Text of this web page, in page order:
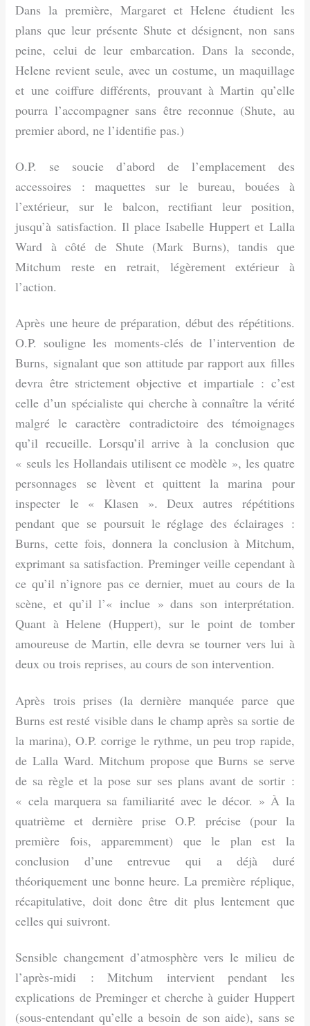
Dans la première, Margaret et Helene étudient les
plans que leur présente Shute et désignent, non sans
peine, celui de leur embarcation. Dans la seconde,
Helene revient seule, avec un costume, un maquillage
et une coiffure différents, prouvant à Martin qu’elle
pourra l’accompagner sans être reconnue (Shute, au
premier abord, ne l’identifie pas.)
O.P. se soucie d’abord de l’emplacement des
accessoires : maquettes sur le bureau, bouées à
l’extérieur, sur le balcon, rectifiant leur position,
jusqu’à satisfaction. Il place Isabelle Huppert et Lalla
Ward à côté de Shute (Mark Burns), tandis que
Mitchum reste en retrait, légèrement extérieur à
l’action.
Après une heure de préparation, début des répétitions.
O.P. souligne les moments-clés de l’intervention de
Burns, signalant que son attitude par rapport aux filles
devra être strictement objective et impartiale : c’est
celle d’un spécialiste qui cherche à connaître la vérité
malgré le caractère contradictoire des témoignages
qu’il recueille. Lorsqu’il arrive à la conclusion que
« seuls les Hollandais utilisent ce modèle », les quatre
personnages se lèvent et quittent la marina pour
inspecter le « Klasen ». Deux autres répétitions
pendant que se poursuit le réglage des éclairages :
Burns, cette fois, donnera la conclusion à Mitchum,
exprimant sa satisfaction. Preminger veille cependant à
ce qu’il n’ignore pas ce dernier, muet au cours de la
scène, et qu’il l’« inclue » dans son interprétation.
Quant à Helene (Huppert), sur le point de tomber
amoureuse de Martin, elle devra se tourner vers lui à
deux ou trois reprises, au cours de son intervention.
Après trois prises (la dernière manquée parce que
Burns est resté visible dans le champ après sa sortie de
la marina), O.P. corrige le rythme, un peu trop rapide,
de Lalla Ward. Mitchum propose que Burns se serve
de sa règle et la pose sur ses plans avant de sortir :
« cela marquera sa familiarité avec le décor. » À la
quatrième et dernière prise O.P. précise (pour la
première fois, apparemment) que le plan est la
conclusion d’une entrevue qui a déjà duré
théoriquement une bonne heure. La première réplique,
récapitulative, doit donc être dit plus lentement que
celles qui suivront.
Sensible changement d’atmosphère vers le milieu de
l’après-midi : Mitchum intervient pendant les
explications de Preminger et cherche à guider Huppert
(sous-entendant qu’elle a besoin de son aide), sans se